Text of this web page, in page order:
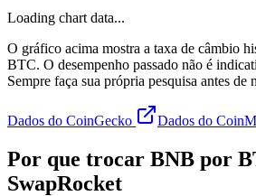
Loading chart data...
O gráfico acima mostra a taxa de câmbio
BTC. O desempenho passado não é
Sempre faça sua própria pesquisa antes de
Dados do CoinGecko Dados do
Por que trocar BNB por
SwapRocket